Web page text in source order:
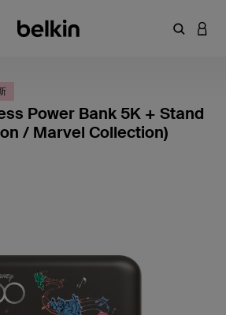
輸入關鍵
登入
Power Bank 5K + Stand
/ Marvel Collection)